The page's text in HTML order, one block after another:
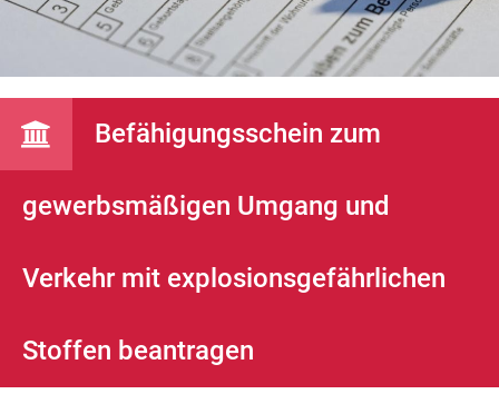
Befähigungsschein zum
gewerbsmäßigen Umgang und
Verkehr mit explosionsgefährlichen
Stoffen beantragen